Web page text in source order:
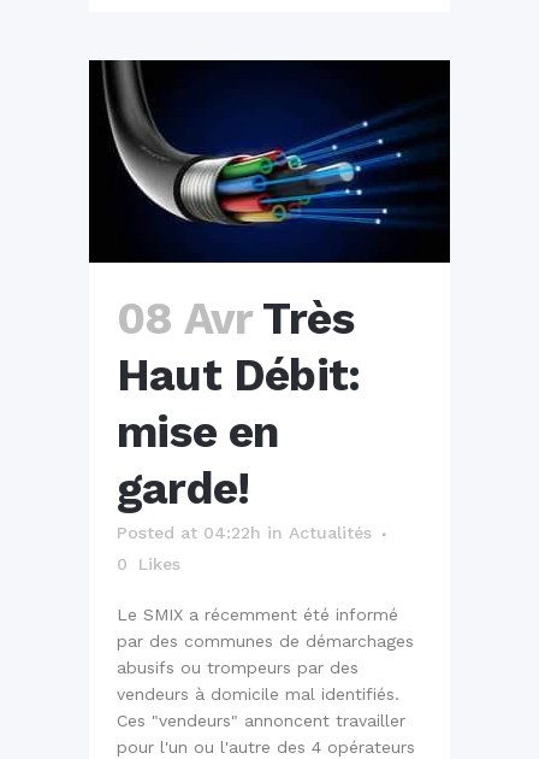
08 Avr Très
Haut Débit:
mise en
garde!
Posted at 04:22h in Actualités
0
Likes
Le SMIX a récemment été informé
par des communes de démarchages
abusifs ou trompeurs par des
vendeurs à domicile mal identifiés.
Ces "vendeurs" annoncent travailler
pour l'un ou l'autre des 4 opérateurs